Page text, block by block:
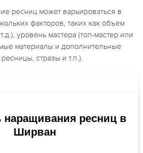
ресниц может варьироваться в
факторов, таких как объем
уровень мастера (топ-мастер или
материалы и дополнительные
стразы и т.п.).
наращивания ресниц в
Ширван